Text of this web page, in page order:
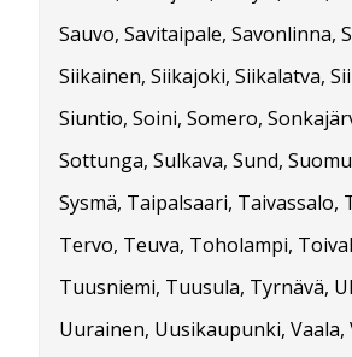
Sauvo, Savitaipale, Savonlinna,
Siikainen, Siikajoki, Siikalatva,
Siuntio, Soini, Somero,
Sottunga, Sulkava, Sund,
Sysmä, Taipalsaari, Taivassalo,
Tervo, Teuva, Toholampi,
Tuusniemi, Tuusula, Tyrnävä,
Uurainen, Uusikaupunki, Vaala,